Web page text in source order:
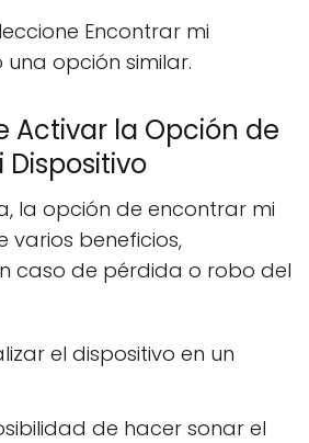
Encontrar mi
una opción similar.
Activar la Opción de
la opción de encontrar mi
varios beneficios,
caso de pérdida o robo del
el dispositivo en un
de hacer sonar el